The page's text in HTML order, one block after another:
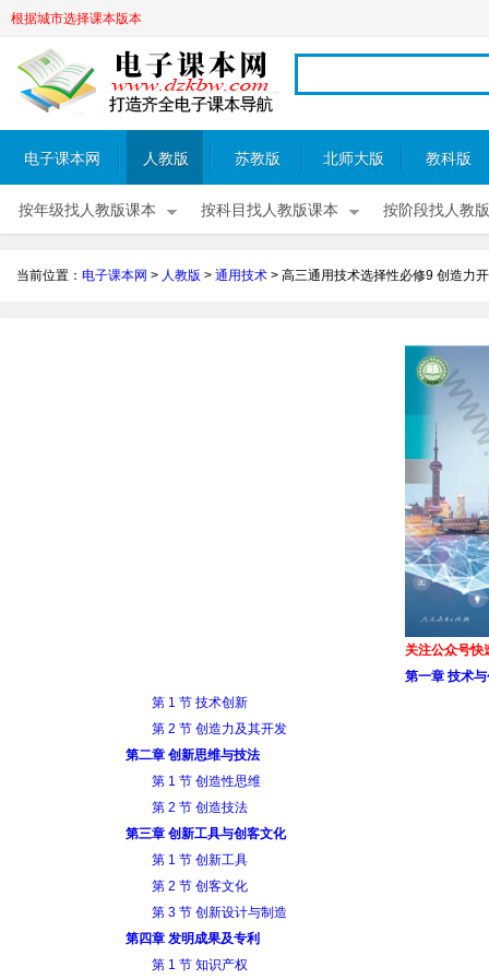
根据城市选择课本版本
电子课本网 人教版 苏教版 北师大版 教科版
按年级找人教版课本 按科目找人教版课本 按阶段找人教
当前位置： 电子课本网 > 人教版 > 通用技术 > 高三通用技术选择性必修9 创造力
关注公众号快
第一章 技术
第 1 节 技术创新
第 2 节 创造力及其开发
第二章 创新思维与技法
第 1 节 创造性思维
第 2 节 创造技法
第三章 创新工具与创客文化
第 1 节 创新工具
第 2 节 创客文化
第 3 节 创新设计与制造
第四章 发明成果及专利
第 1 节 知识产权